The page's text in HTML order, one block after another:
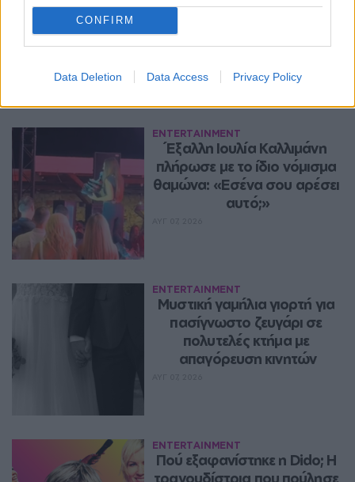
CONFIRM
Data Deletion Data Access Privacy Policy
Περισσότερα Θέματα
Entertainment
ENTERTAINMENT
Έξαλλη Ιουλία Καλλιμάνη
πλήρωσε με το ίδιο νόμισμα
θαμώνα: «Εσένα σου αρέσει
αυτό;»
ENTERTAINMENT
Μυστική γαμήλια γιορτή για
πασίγνωστο ζευγάρι σε
πολυτελές κτήμα με
απαγόρευση κινητών
ENTERTAINMENT
Πού εξαφανίστηκε η Dido; Η
τραγουδίστρια που πούλησε